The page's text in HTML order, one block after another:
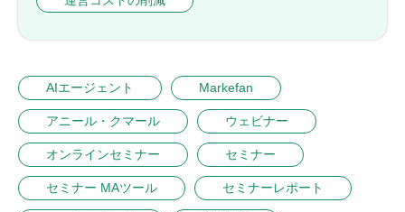
AIエージェント Markefan
アニール・クマール ウェビナー
オンラインセミナー セミナー
セミナー MAツール セミナーレポート